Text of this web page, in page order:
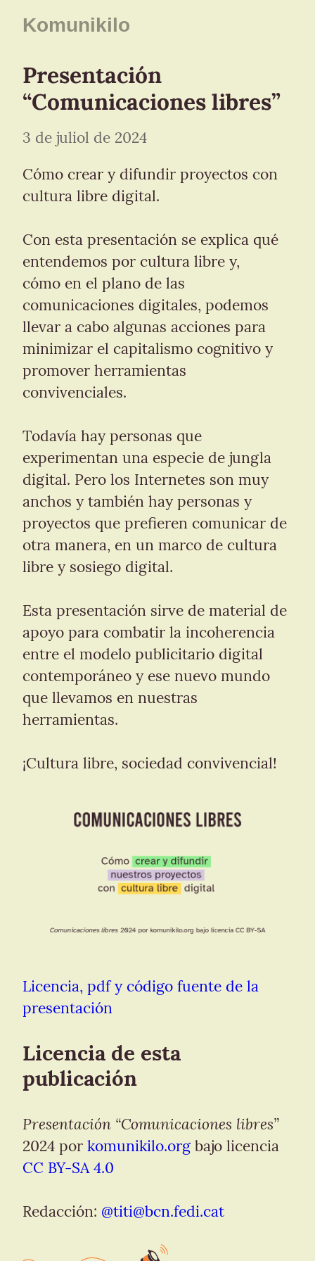
Komunikilo
Presentación
“Comunicaciones libres”
3 de juliol de 2024
Cómo crear y difundir proyectos con
cultura libre digital.
Con esta presentación se explica qué
entendemos por cultura libre y,
cómo en el plano de las
comunicaciones digitales, podemos
llevar a cabo algunas acciones para
minimizar el capitalismo cognitivo y
promover herramientas
convivenciales.
Todavía hay personas que
experimentan una especie de jungla
digital. Pero los Internetes son muy
anchos y también hay personas y
proyectos que prefieren comunicar de
otra manera, en un marco de cultura
libre y sosiego digital.
Esta presentación sirve de material de
apoyo para combatir la incoherencia
entre el modelo publicitario digital
contemporáneo y ese nuevo mundo
que llevamos en nuestras
herramientas.
¡Cultura libre, sociedad convivencial!
Licencia, pdf y código fuente de la
presentación
Licencia de esta
publicación
Presentación “Comunicaciones libres”
2024 por komunikilo.org
CC BY-SA 4.0
Redacción: @titi@bcn.fedi.cat